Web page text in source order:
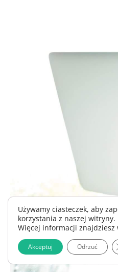
Używamy ciasteczek, aby
korzystania z naszej witryny.
Więcej informacji znajdziesz
Akceptuj Odrzuć